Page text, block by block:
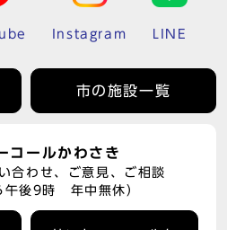
Instagram LINE
市の施設一覧
コールかわさき
合わせ、ご意見、ご相談
午後9時 年中無休）